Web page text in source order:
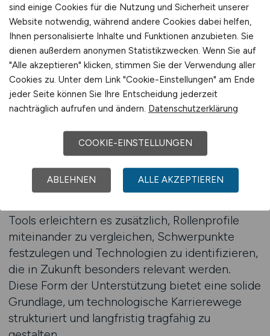
Karriereaussichten verloren geht. Eine
strukturierte Betrachtung der technologischen
Arbeitswelt hilft dabei, realistische Ziele zu
setzen und passende Schritte für die berufliche
Weiterentwicklung einzuplanen.
Ein wichtiger Bestandteil dieser Orientierung
die Arbeitgeber auf dem Jobportal Nr. 1 für
MINT-Jobs veröffentlichen können. Sie zeigen,
welche technischen Fähigkeiten wirklich
gefragt sind und wie sich Aufgabenbereiche
Tools erleichtern es zusätzlich, Rollenprofile
miteinander zu vergleichen, Schwerpunkte
festzulegen und Technologien zu identifizieren,
die in Zukunft besonders relevant werden.
Diese Form der Unterstützung bietet eine solide
Grundlage, um technologische Karrierewege
strukturiert und langfristig tragfähig zu
sind einige Cookies für die Nutzung und Sicherheit unserer
Website notwendig, während andere Cookies dabei helfen,
Ihnen personalisierte Inhalte und Funktionen anzubieten. Sie
dienen außerdem anonymen Statistikzwecken. Wenn Sie auf
"Alle akzeptieren" klicken, stimmen Sie der Verwendung aller
Cookies zu. Unter dem Link "Cookie-Einstellungen" am Ende
jeder Seite können Sie Ihre Entscheidung jederzeit
nachträglich aufrufen und ändern. Datenschutzerklärung
COOKIE-EINSTELLUNGEN
ABLEHNEN ALLE AKZEPTIEREN